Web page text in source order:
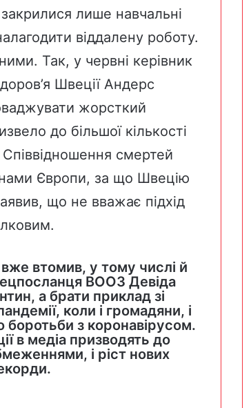
закрилися лише навчальні
віддалену роботу.
Так, у червні керівник
Швеції Андерс
жорсткий
до більшої кількості
Співвідношення смертей
Європи, за що Швецію
що не вважає підхід
втомив, у тому числі й
ВООЗ Девіда
а брати приклад зі
коли і громадяни, і
боротьби з коронавірусом.
в медіа призводять до
і ріст нових